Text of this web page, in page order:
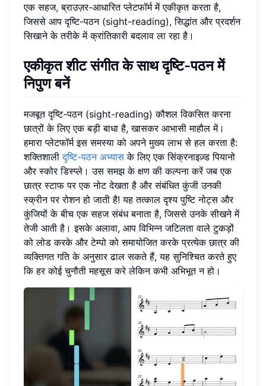
एक सहज, ब्राउज़र-आधारित प्लेटफॉर्म में एकीकृत करता है,
जिससे आप दृष्टि-पठन (sight-reading), सिद्धांत और प्रदर्शन
सिखाने के तरीके में क्रांतिकारी बदलाव ला रहा है।
एकीकृत शीट संगीत के साथ दृष्टि-पठन में
निपुण बनें
मजबूत दृष्टि-पठन (sight-reading) कौशल विकसित करना
छात्रों के लिए एक बड़ी बाधा है, खासकर आभासी माहौल में।
हमारा प्लेटफॉर्म इस समस्या को अपने मुख्य लाभ से हल करता है:
शक्तिशालीदृष्टि-पठन अभ्यास के लिए एक सिंक्रनाइज़्ड पियानो
और स्कोर डिस्प्ले। उस समझ के क्षण की कल्पना करें जब एक
छात्र स्टाफ पर एक नोट देखता है और संबंधित कुंजी उनकी
स्क्रीन पर रोशन हो जाती है! यह तत्काल दृश्य पुष्टि नोट्स और
कुंजियों के बीच एक सहज संबंध बनाता है, जिससे उनके सीखने में
तेजी आती है। इसके अलावा, आप विभिन्न जटिलता वाले टुकड़ों
को लोड करके और टेम्पो को समायोजित करके प्रत्येक छात्र की
व्यक्तिगत गति के अनुसार ढाल सकते हैं, यह सुनिश्चित करते हुए
कि हर कोई चुनौती महसूस करे लेकिन कभी अभिभूत न हो।